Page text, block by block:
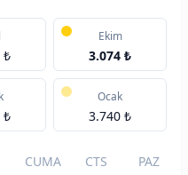
₺
Ekim
3.074 ₺
₺
Ocak
3.740 ₺
CUMA CTS
PAZ